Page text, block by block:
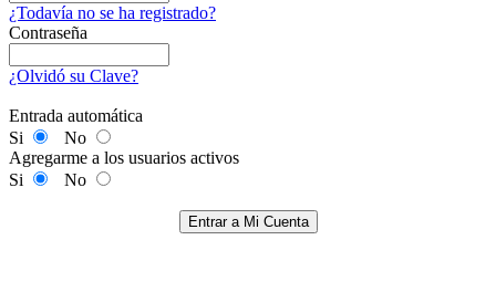
¿Todavía no se ha registrado?
Contraseña
¿Olvidó su Clave?
Entrada automática
Si
No
Agregarme a los usuarios activos
Si
No
Entrar a Mi Cuenta